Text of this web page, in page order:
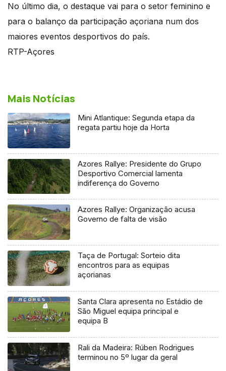
No último dia, o destaque vai para o setor feminino e
para o balanço da participação açoriana num dos
maiores eventos desportivos do país.
RTP-Açores
Mais Notícias
Mini Atlantique: Segunda etapa da
regata partiu hoje da Horta
Azores Rallye: Presidente do Grupo
Desportivo Comercial lamenta
indiferença do Governo
Azores Rallye: Organização acusa
Governo de falta de visão
Taça de Portugal: Sorteio dita
encontros para as equipas
açorianas
Santa Clara apresenta no Estádio de
São Miguel equipa principal e
equipa B
Rali da Madeira: Rúben Rodrigues
terminou no 5º lugar da geral